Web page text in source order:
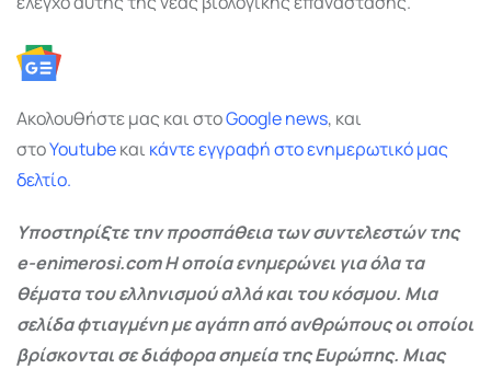
Ακολουθήστε μας και στοGooglenews, και
στοYoutubeκαι κάντε εγγραφή στο ενημερωτικό μας
δελτίο.
Υποστηρίξτε την προσπάθεια των συντελεστών της
e-enimerosi.com Η οποία ενημερώνει για όλα τα
θέματα του ελληνισμού αλλά και του κόσμου. Μια
σελίδα φτιαγμένη με αγάπη από ανθρώπους οι οποίοι
βρίσκονται σε διάφορα σημεία της Ευρώπης. Μιας